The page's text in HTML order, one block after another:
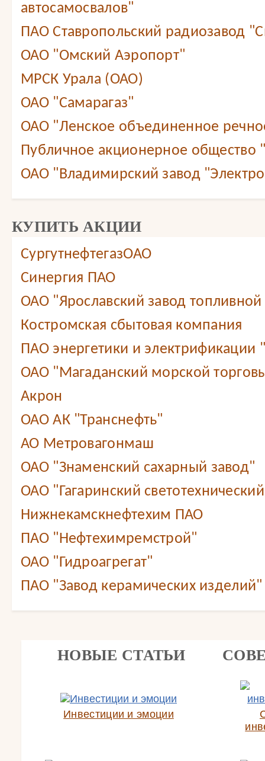
автосамосвалов"
ПАО Ставропольский радиозавод
ОАО "Омский Аэропорт"
МРСК Урала (ОАО)
ОАО "Самарагаз"
ОАО "Ленское объединенное
Публичное акционерное общество
ОАО "Владимирский завод
КУПИТЬ АКЦИИ
СургутнефтегазОАО
Синергия ПАО
ОАО "Ярославский завод
Костромская сбытовая компания
ПАО энергетики и электрификации
ОАО "Магаданский морской
Акрон
ОАО АК "Транснефть"
АО Метровагонмаш
ОАО "Знаменский сахарный завод"
ОАО "Гагаринский
Нижнекамскнефтехим ПАО
ПАО "Нефтехимремстрой"
ОАО "Гидроагрегат"
ПАО "Завод керамических изделий"
НОВЫЕ СТАТЬИ
Инвестиции и эмоции